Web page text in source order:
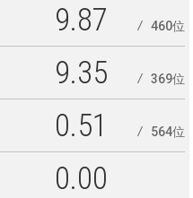
9.87 460位
9.35 369位
0.51 564位
0.00